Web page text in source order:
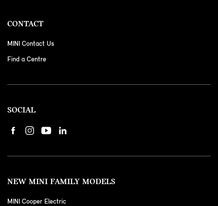
CONTACT
MINI Contact Us
Find a Centre
SOCIAL
NEW MINI FAMILY MODELS
MINI Cooper Electric